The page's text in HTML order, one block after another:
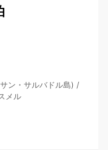
ン・サルバドル島) /
メル